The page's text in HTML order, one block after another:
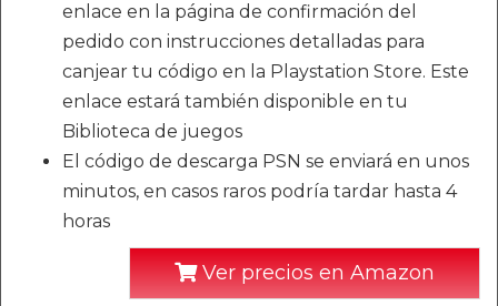
enlace en la página de confirmación del
pedido con instrucciones detalladas para
canjear tu código en la Playstation Store. Este
enlace estará también disponible en tu
Biblioteca de juegos
El código de descarga PSN se enviará en unos
minutos, en casos raros podría tardar hasta 4
horas
Ver precios en Amazon